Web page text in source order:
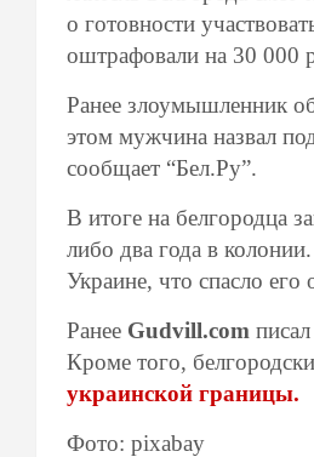
о готовности
оштрафовали на 30 000
Ранее злоумышленник
этом мужчина назвал
сообщает “Бел.Ру”.
В итоге на белгородца
либо два года в
Украине, что спасло
Ранее Gudvill.com
Кроме того,
украинской границы.
Фото: pixabay